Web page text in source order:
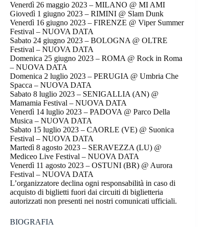
Venerdì 26 maggio 2023 – MILANO @ MI AMI
Giovedì 1 giugno 2023 – RIMINI @ Slam Dunk
Venerdì 16 giugno 2023 – FIRENZE @ Viper Summer
Festival – NUOVA DATA
Sabato 24 giugno 2023 – BOLOGNA @ OLTRE
Festival – NUOVA DATA
Domenica 25 giugno 2023 – ROMA @ Rock in Roma
– NUOVA DATA
Domenica 2 luglio 2023 – PERUGIA @ Umbria Che
Spacca – NUOVA DATA
Sabato 8 luglio 2023 – SENIGALLIA (AN) @
Mamamia Festival – NUOVA DATA
Venerdì 14 luglio 2023 – PADOVA @ Parco Della
Musica – NUOVA DATA
Sabato 15 luglio 2023 – CAORLE (VE) @ Suonica
Festival – NUOVA DATA
Martedì 8 agosto 2023 – SERAVEZZA (LU) @
Mediceo Live Festival – NUOVA DATA
Venerdì 11 agosto 2023 – OSTUNI (BR) @ Aurora
Festival – NUOVA DATA
L’organizzatore declina ogni responsabilità in caso di
acquisto di biglietti fuori dai circuiti di biglietteria
autorizzati non presenti nei nostri comunicati ufficiali.
BIOGRAFIA